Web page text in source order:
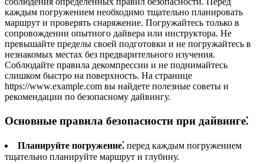
каждым погружением необходимо тщательно планировать
маршрут и проверять снаряжение. Погружайтесь только в
сопровождении опытного дайвера или инструктора. Не
превышайте пределы своей подготовки и не погружайтесь в
незнакомых местах без предварительного изучения.
Соблюдайте правила декомпрессии и не поднимайтесь
слишком быстро на поверхность. На странице
https://www.example.com вы найдете полезные советы и
рекомендации по безопасному дайвингу.
Основные правила безопасности при дайвинге⁚
Планируйте погружение⁚ перед каждым погружением
тщательно планируйте маршрут и глубину.